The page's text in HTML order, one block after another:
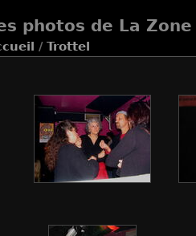
photos de La Zone
/ Trottel